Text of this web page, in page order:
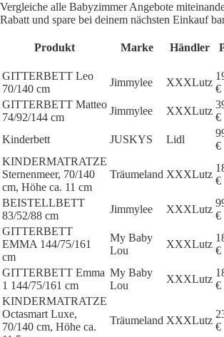
Vergleiche alle Babyzimmer Angebote
Rabatt und spare bei deinem nächsten Einkauf
Produkt Marke Händler
GITTERBETT Leo
70/140 cm
Jimmylee XXXLutz
€
GITTERBETT Matteo
74/92/144 cm
Jimmylee XXXLutz
€
Kinderbett
JUSKYS Lidl
€
KINDERMATRATZE
Sternenmeer, 70/140
cm, Höhe ca. 11 cm
Träumeland XXXLutz
€
BEISTELLBETT
83/52/88 cm
Jimmylee XXXLutz
€
GITTERBETT
EMMA 144/75/161
cm
My Baby
Lou
XXXLutz
€
GITTERBETT Emma
1 144/75/161 cm
My Baby
Lou
XXXLutz
€
KINDERMATRATZE
Octasmart Luxe,
70/140 cm, Höhe ca.
Träumeland XXXLutz
€